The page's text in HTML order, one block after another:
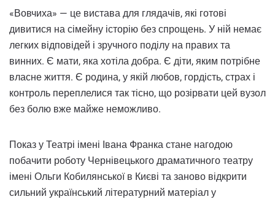
«Вовчиха» — це вистава для глядачів, які готові
дивитися на сімейну історію без спрощень. У ній немає
легких відповідей і зручного поділу на правих та
винних. Є мати, яка хотіла добра. Є діти, яким потрібне
власне життя. Є родина, у якій любов, гордість, страх і
контроль переплелися так тісно, що розірвати цей вузол
без болю вже майже неможливо.
Показ у Театрі імені Івана Франка стане нагодою
побачити роботу Чернівецького драматичного театру
імені Ольги Кобилянської в Києві та заново відкрити
сильний український літературний матеріал у